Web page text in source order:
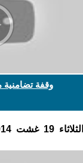
وقفة
الثلاثاء 19 غشت 2014 على الساعة 00:02:10